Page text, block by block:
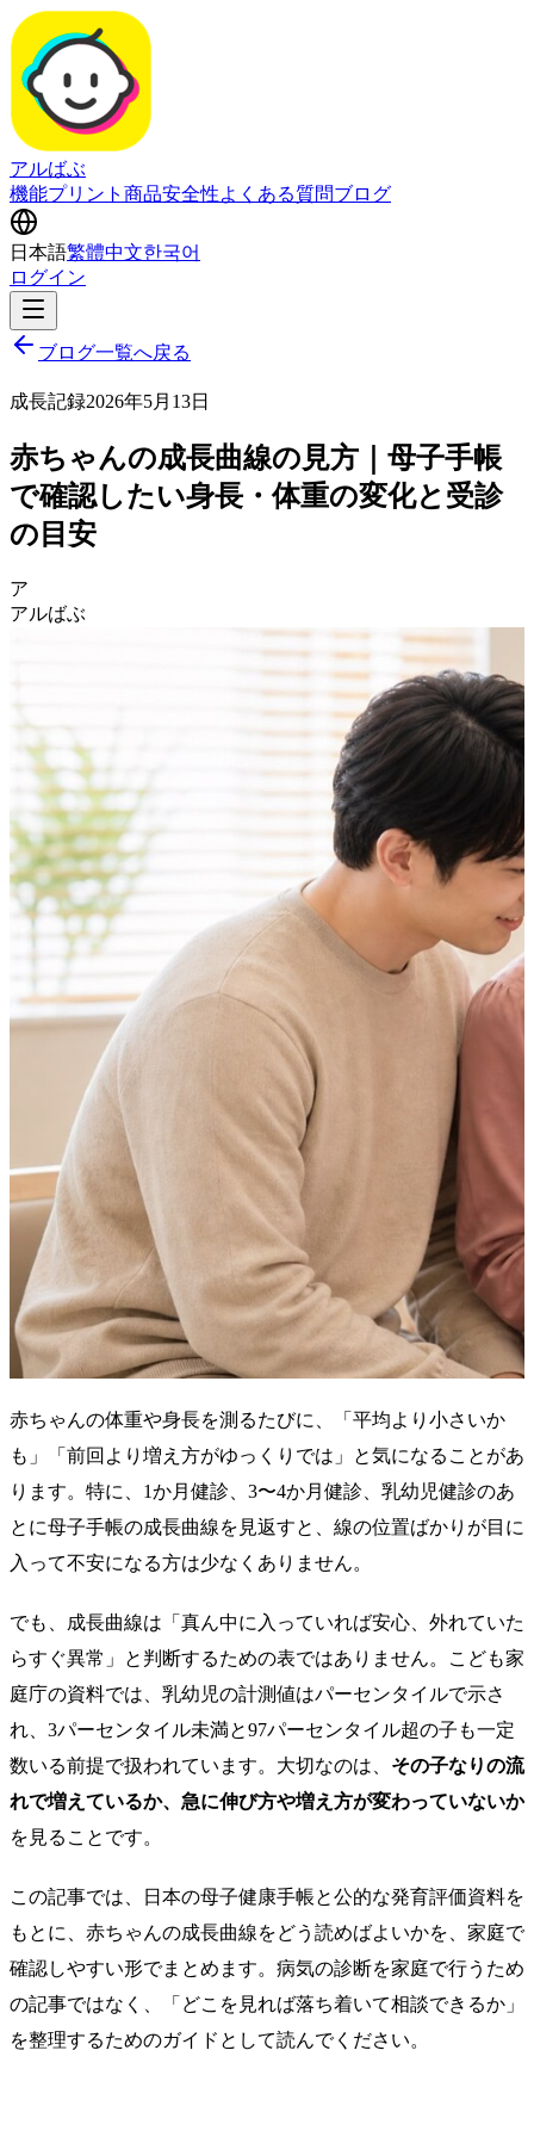
アルばぶ
機能プリント商品安全性よくある質問ブログ
日本語繁體中文한국어
ログイン
ブログ一覧へ戻る
成長記録2026年5月13日
赤ちゃんの成長曲線の見方｜母子手帳
で確認したい身長・体重の変化と受診
の目安
ア
アルばぶ
赤ちゃんの体重や身長を測るたびに、「平均より小さいか
も」「前回より増え方がゆっくりでは」と気になることがあ
ります。特に、1か月健診、3〜4か月健診、乳幼児健診のあ
とに母子手帳の成長曲線を見返すと、線の位置ばかりが目に
入って不安になる方は少なくありません。
でも、成長曲線は「真ん中に入っていれば安心、外れていた
らすぐ異常」と判断するための表ではありません。こども家
庭庁の資料では、乳幼児の計測値はパーセンタイルで示さ
れ、3パーセンタイル未満と97パーセンタイル超の子も一定
数いる前提で扱われています。大切なのは、 その子なりの流
れで増えているか、急に伸び方や増え方が変わっていないか
を見ることです。
この記事では、日本の母子健康手帳と公的な発育評価資料を
もとに、赤ちゃんの成長曲線をどう読めばよいかを、家庭で
確認しやすい形でまとめます。病気の診断を家庭で行うため
の記事ではなく、「どこを見れば落ち着いて相談できるか」
を整理するためのガイドとして読んでください。